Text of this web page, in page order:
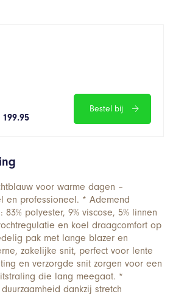
199.95
Bestel bij
voor warme dagen –
en professioneel. * Ademend
polyester, 9% viscose, 5% linnen
en koel draagcomfort op
pak met lange blazer en
zakelijke snit, perfect voor lente
en verzorgde snit zorgen voor een
die lang meegaat. *
dankzij stretch